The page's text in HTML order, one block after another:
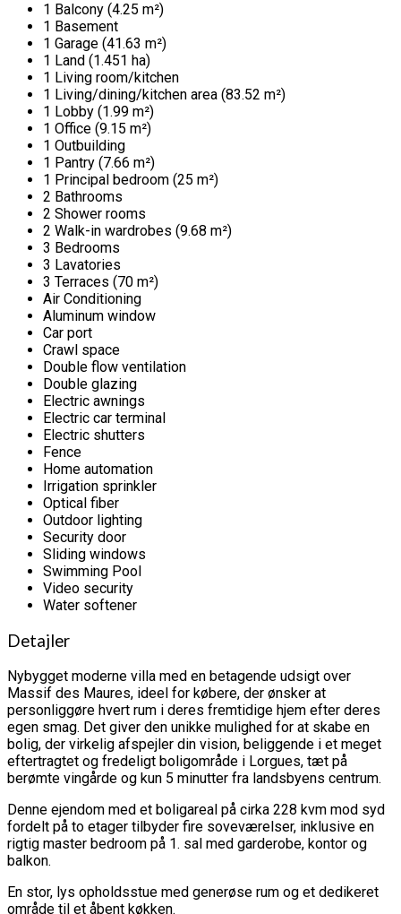
1 Balcony (4.25 m²)
1 Basement
1 Garage (41.63 m²)
1 Land (1.451 ha)
1 Living room/kitchen
1 Living/dining/kitchen area (83.52 m²)
1 Lobby (1.99 m²)
1 Office (9.15 m²)
1 Outbuilding
1 Pantry (7.66 m²)
1 Principal bedroom (25 m²)
2 Bathrooms
2 Shower rooms
2 Walk-in wardrobes (9.68 m²)
3 Bedrooms
3 Lavatories
3 Terraces (70 m²)
Air Conditioning
Aluminum window
Car port
Crawl space
Double flow ventilation
Double glazing
Electric awnings
Electric car terminal
Electric shutters
Fence
Home automation
Irrigation sprinkler
Optical fiber
Outdoor lighting
Security door
Sliding windows
Swimming Pool
Video security
Water softener
Detajler
Nybygget moderne villa med en betagende udsigt over
Massif des Maures, ideel for købere, der ønsker at
personliggøre hvert rum i deres fremtidige hjem efter deres
egen smag. Det giver den unikke mulighed for at skabe en
bolig, der virkelig afspejler din vision, beliggende i et meget
eftertragtet og fredeligt boligområde i Lorgues, tæt på
berømte vingårde og kun 5 minutter fra landsbyens centrum.
Denne ejendom med et boligareal på cirka 228 kvm mod syd
fordelt på to etager tilbyder fire soveværelser, inklusive en
rigtig master bedroom på 1. sal med garderobe, kontor og
balkon.
En stor, lys opholdsstue med generøse rum og et dedikeret
område til et åbent køkken.